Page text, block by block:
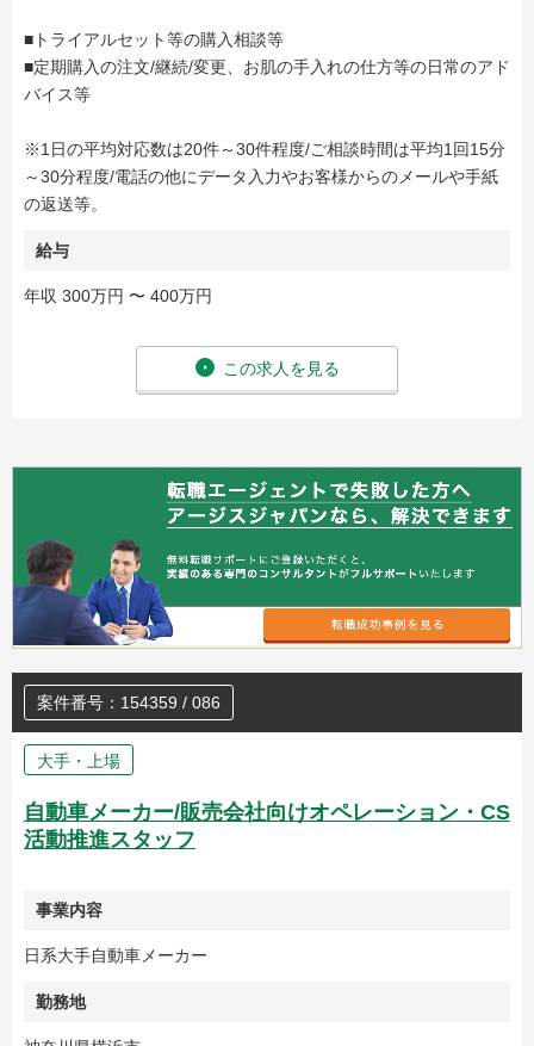
■トライアルセット等の購入相談等
■定期購入の注文/継続/変更、お肌の手入れの仕方等の日常のアド
バイス等
※1日の平均対応数は20件～30件程度/ご相談時間は平均1回15分
～30分程度/電話の他にデータ入力やお客様からのメールや手紙
の返送等。
給与
年収 300万円 〜 400万円
この求人を見る
案件番号：154359 / 086
大手・上場
自動車メーカー/販売会社向けオペレーション・CS
活動推進スタッフ
事業内容
日系大手自動車メーカー
勤務地